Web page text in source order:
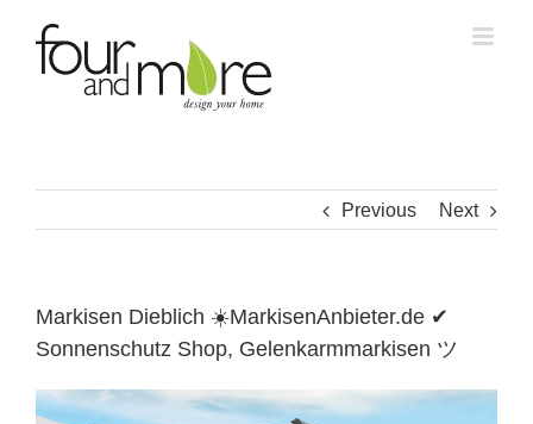
content
Previous Next
Markisen Dieblich ☀️MarkisenAnbieter.de ✔
Sonnenschutz Shop, Gelenkarmmarkisen ツ